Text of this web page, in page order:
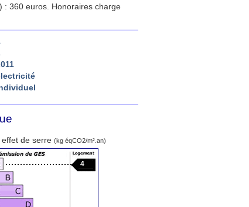
: 360 euros. Honoraires charge
effet de serre (kg éqCO2/m².an)
4